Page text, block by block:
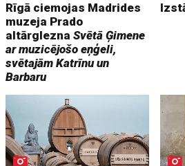
Rīgā ciemojas Madrides
muzeja Prado
altārgleznaSvētā Ģimene
ar muzicējošo eņģeli,
svētajām Katrīnu un
Barbaru